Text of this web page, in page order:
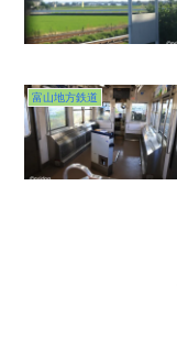
富山地方鉄道